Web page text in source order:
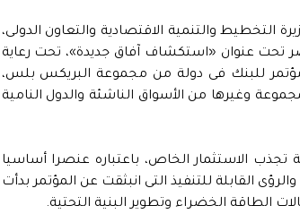
التخطيط والتنمية الاقتصادية والتعاون الدولى،
تحت عنوان «استكشاف آفاق جديدة»، تحت رعاية
للبنك فى دولة من مجموعة البريكس بلس،
وغيرها من الأسواق الناشئة والدول النامية
الاستثمار الخاص، باعتباره عنصرا أساسيا
القابلة للتنفيذ التى انبثقت عن المؤتمر بدأت
الخضراء وتطوير البنية التحتية.